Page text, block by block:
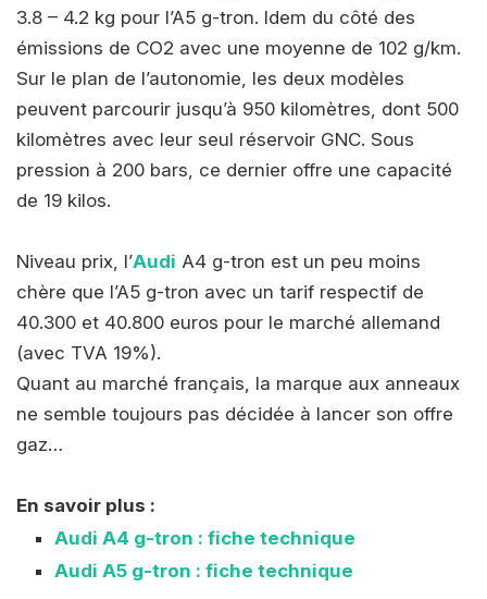
3.8 – 4.2 kg pour l’A5 g-tron. Idem du côté des
émissions de CO2 avec une moyenne de 102 g/km.
Sur le plan de l’autonomie, les deux modèles
peuvent parcourir jusqu’à 950 kilomètres, dont 500
kilomètres avec leur seul réservoir GNC. Sous
pression à 200 bars, ce dernier offre une capacité
de 19 kilos.
Niveau prix, l’Audi A4 g-tron est un peu moins
chère que l’A5 g-tron avec un tarif respectif de
40.300 et 40.800 euros pour le marché allemand
(avec TVA 19%).
Quant au marché français, la marque aux anneaux
ne semble toujours pas décidée à lancer son offre
gaz…
En savoir plus :
Audi A4 g-tron : fiche technique
Audi A5 g-tron : fiche technique